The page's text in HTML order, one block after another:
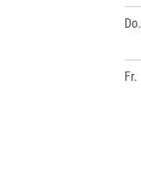
Do.
Fr.